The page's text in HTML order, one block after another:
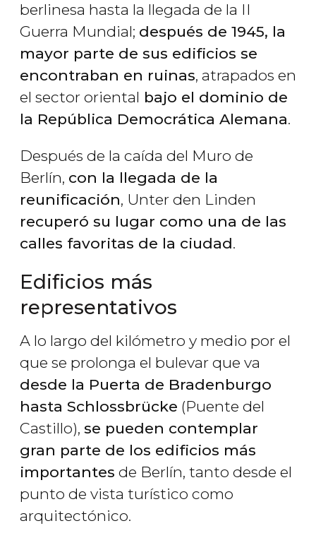
berlinesa hasta la llegada de la II
Guerra Mundial; después de 1945, la
mayor parte de sus edificios se
encontraban en ruinas, atrapados en
el sector oriental bajo el dominio de
la República Democrática Alemana.
Después de la caída del Muro de
Berlín, con la llegada de la
reunificación, Unter den Linden
recuperó su lugar como una de las
calles favoritas de la ciudad.
Edificios más
representativos
A lo largo del kilómetro y medio por el
que se prolonga el bulevar que va
desde la Puerta de Bradenburgo
hasta Schlossbrücke (Puente del
Castillo), se pueden contemplar
gran parte de los edificios más
importantes de Berlín, tanto desde el
punto de vista turístico como
arquitectónico.